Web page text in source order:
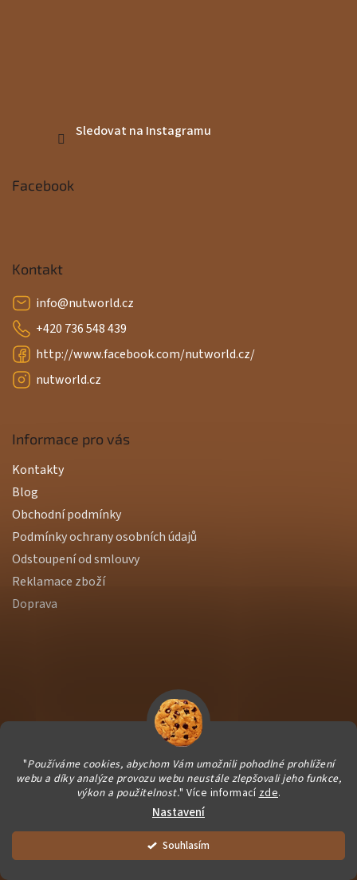
"Používáme cookies, abychom Vám umožnili pohodlné prohlížení
webu a díky analýze provozu webu neustále zlepšovali jeho funkce,
výkon a použitelnost." Více informací zde.
Nastavení
Souhlasím
Vše balíme čerstvě pro Vás. Dárečky vyrábíme ručně a podporujeme
Sledovat na Instagramu
Facebook
Kontakt
info@nutworld.cz
+420 736 548 439
http://www.facebook.com/nutworld.cz/
nutworld.cz
Informace pro vás
Kontakty
Blog
Obchodní podmínky
Podmínky ochrany osobních údajů
Odstoupení od smlouvy
Reklamace zboží
Doprava
Vytvořil Shoptet Premium
NutWorld.cz. Všechna práva vyhrazena.